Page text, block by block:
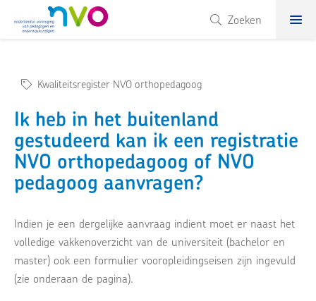
NVO Zoeken
Kwaliteitsregister NVO orthopedagoog
Ik heb in het buitenland
gestudeerd kan ik een registratie
NVO orthopedagoog of NVO
pedagoog aanvragen?
Indien je een dergelijke aanvraag indient moet er naast het
volledige vakkenoverzicht van de universiteit (bachelor en
master) ook een formulier vooropleidingseisen zijn ingevuld
(zie onderaan de pagina).